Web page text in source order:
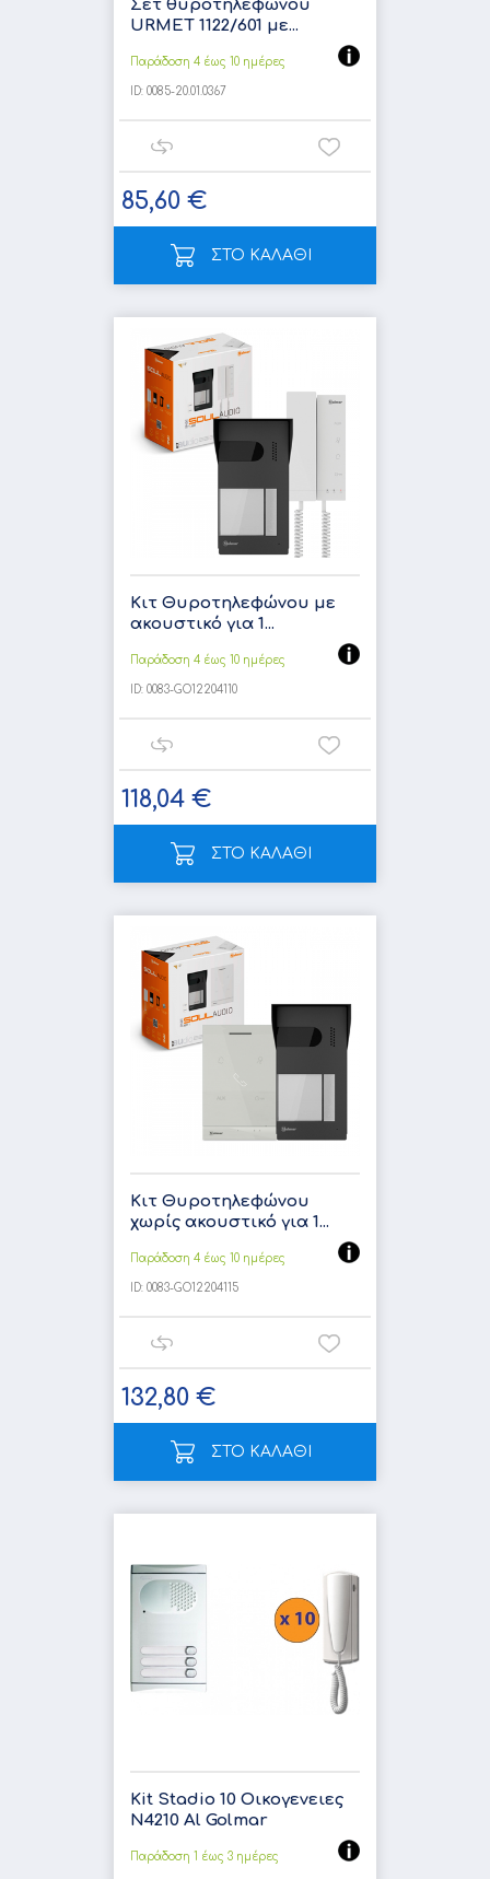
Σετ θυροτηλεφώνου
URMET 1122/601 με...
Παράδοση 4 έως 10 ημέρες
ID: 0085-20.01.0367
85,60 €
ΣΤΟ ΚΑΛΑΘΙ
Κιτ Θυροτηλεφώνου με
ακουστικό για 1...
Παράδοση 4 έως 10 ημέρες
ID: 0083-GO12204110
118,04 €
ΣΤΟ ΚΑΛΑΘΙ
Κιτ Θυροτηλεφώνου
χωρίς ακουστικό για 1...
Παράδοση 4 έως 10 ημέρες
ID: 0083-GO12204115
132,80 €
ΣΤΟ ΚΑΛΑΘΙ
Kit Stadio 10 Οικογενειες
N4210 Al Golmar
Παράδοση 1 έως 3 ημέρες